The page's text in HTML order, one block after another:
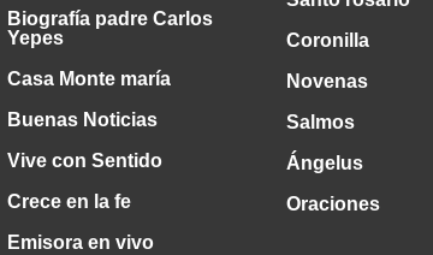
Biografía padre Carlos
Yepes
Casa Monte maría
Buenas Noticias
Vive con Sentido
Crece en la fe
Emisora en vivo
Coronilla
Novenas
Salmos
Ángelus
Oraciones